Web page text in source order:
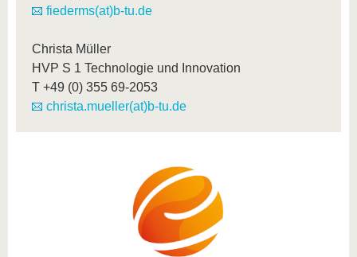
fiederms(at)b-tu.de
Christa Müller
HVP S 1 Technologie und Innovation
T +49 (0) 355 69-2053
christa.mueller(at)b-tu.de